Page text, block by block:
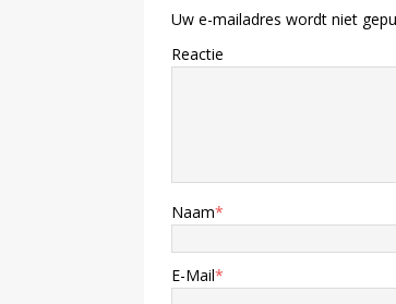
Uw e-mailadres wordt niet
Reactie
Naam*
E-Mail*